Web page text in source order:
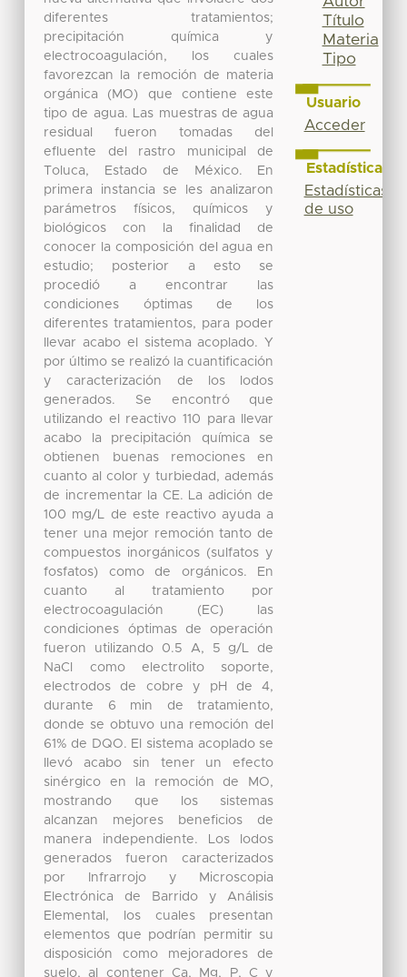
diferentes tratamientos;
precipitación química y
electrocoagulación, los cuales
favorezcan la remoción de materia
orgánica (MO) que contiene este
tipo de agua. Las muestras de agua
residual fueron tomadas del
efluente del rastro municipal de
Toluca, Estado de México. En
primera instancia se les analizaron
parámetros físicos, químicos y
biológicos con la finalidad de
conocer la composición del agua en
estudio; posterior a esto se
procedió a encontrar las
condiciones óptimas de los
diferentes tratamientos, para poder
llevar acabo el sistema acoplado. Y
por último se realizó la cuantificación
y caracterización de los lodos
generados. Se encontró que
utilizando el reactivo 110 para llevar
acabo la precipitación química se
obtienen buenas remociones en
cuanto al color y turbiedad, además
de incrementar la CE. La adición de
100 mg/L de este reactivo ayuda a
tener una mejor remoción tanto de
compuestos inorgánicos (sulfatos y
fosfatos) como de orgánicos. En
cuanto al tratamiento por
electrocoagulación (EC) las
condiciones óptimas de operación
fueron utilizando 0.5 A, 5 g/L de
NaCl como electrolito soporte,
electrodos de cobre y pH de 4,
durante 6 min de tratamiento,
donde se obtuvo una remoción del
61% de DQO. El sistema acoplado se
llevó acabo sin tener un efecto
sinérgico en la remoción de MO,
mostrando que los sistemas
alcanzan mejores beneficios de
manera independiente. Los lodos
generados fueron caracterizados
por Infrarrojo y Microscopia
Electrónica de Barrido y Análisis
Elemental, los cuales presentan
elementos que podrían permitir su
disposición como mejoradores de
suelo, al contener Ca, Mg, P, C y
Título
Materia
Tipo
Usuario
Acceder
Estadísticas
Estadísticas
de uso